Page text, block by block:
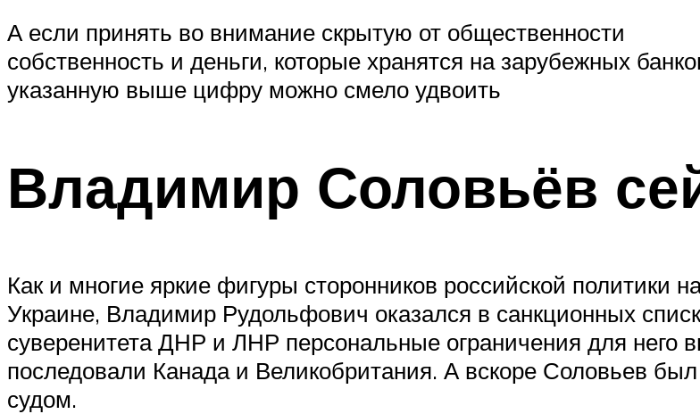
А если принять во внимание скрытую от общественности
собственность и деньги, которые хранятся на зарубежных
указанную выше цифру можно смело удвоить
Владимир Соловьёв
Как и многие яркие фигуры сторонников российской
Украине, Владимир Рудольфович оказался в санкционных
суверенитета ДНР и ЛНР персональные ограничения для него
последовали Канада и Великобритания. А вскоре Соловьев
судом.